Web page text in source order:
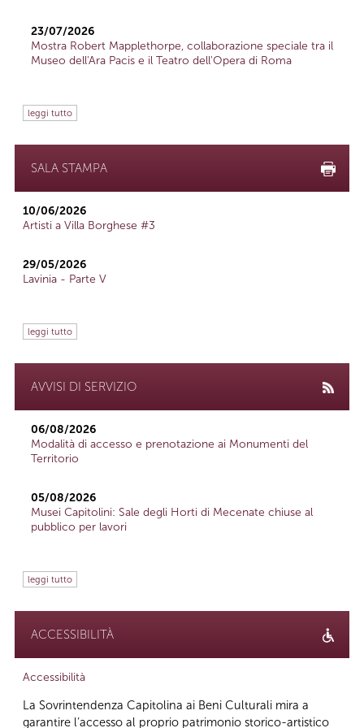
23/07/2026
Mostra Robert Mapplethorpe, collaborazione speciale tra il
Museo dell'Ara Pacis e il Teatro dell'Opera di Roma
leggi tutto
SALA STAMPA
10/06/2026
Artisti a Villa Borghese #3
29/05/2026
Lavinia - Parte V
leggi tutto
AVVISI DI SERVIZIO
06/08/2026
Modalità di accesso e prenotazione ai Monumenti del
Territorio
05/08/2026
Musei Capitolini: Sale degli Horti di Mecenate chiuse al
pubblico per lavori
leggi tutto
ACCESSIBILITÀ
Accessibilità
La Sovrintendenza Capitolina ai Beni Culturali mira a
garantire l’accesso al proprio patrimonio storico-artistico